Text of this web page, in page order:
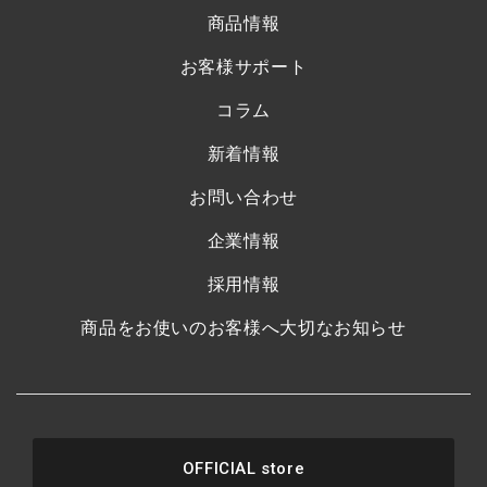
商品情報
お客様サポート
コラム
新着情報
お問い合わせ
企業情報
採用情報
商品をお使いのお客様へ大切なお知らせ
OFFICIAL store